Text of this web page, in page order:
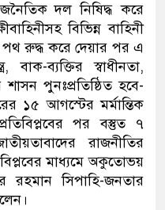
দল নিষিদ্ধ করে
বিভিন্ন বাহিনী
রুদ্ধ করে দেয়ার পর এ
ব্যক্তির স্বাধীনতা,
শাসন পুনঃপ্রতিষ্ঠিত হবে-
১৫ আগস্টের মর্মান্তিক
পর বস্তুত ৭
রাজনীতির
মাধ্যমে অকুতোভয়
রহমান সিপাহি-জনতার